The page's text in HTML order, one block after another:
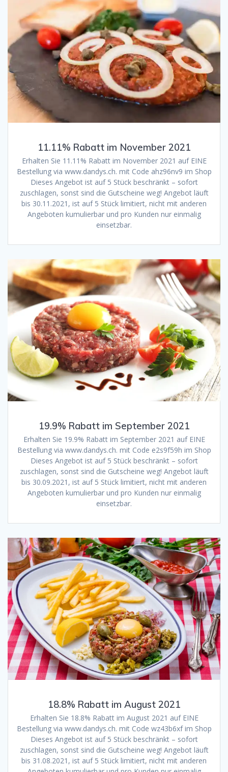
11.11% Rabatt im November 2021
Erhalten Sie 11.11% Rabatt im November 2021 auf EINE
Bestellung via www.dandys.ch. mit Code ahz96nv9 im Shop
Dieses Angebot ist auf 5 Stück beschränkt – sofort
zuschlagen, sonst sind die Gutscheine weg! Angebot läuft
bis 30.11.2021, ist auf 5 Stück limitiert, nicht mit anderen
Angeboten kumulierbar und pro Kunden nur einmalig
einsetzbar.
19.9% Rabatt im September 2021
Erhalten Sie 19.9% Rabatt im September 2021 auf EINE
Bestellung via www.dandys.ch. mit Code e2s9f59h im Shop
Dieses Angebot ist auf 5 Stück beschränkt – sofort
zuschlagen, sonst sind die Gutscheine weg! Angebot läuft
bis 30.09.2021, ist auf 5 Stück limitiert, nicht mit anderen
Angeboten kumulierbar und pro Kunden nur einmalig
einsetzbar.
18.8% Rabatt im August 2021
Erhalten Sie 18.8% Rabatt im August 2021 auf EINE
Bestellung via www.dandys.ch. mit Code wz43b6xf im Shop
Dieses Angebot ist auf 5 Stück beschränkt – sofort
zuschlagen, sonst sind die Gutscheine weg! Angebot läuft
bis 31.08.2021, ist auf 5 Stück limitiert, nicht mit anderen